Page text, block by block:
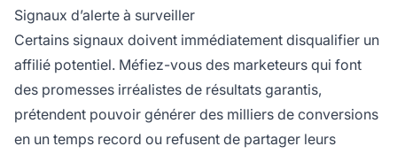
Signaux d’alerte à surveiller
Certains signaux doivent immédiatement disqualifier un
affilié potentiel. Méfiez-vous des marketeurs qui font
des promesses irréalistes de résultats garantis,
prétendent pouvoir générer des milliers de conversions
en un temps record ou refusent de partager leurs